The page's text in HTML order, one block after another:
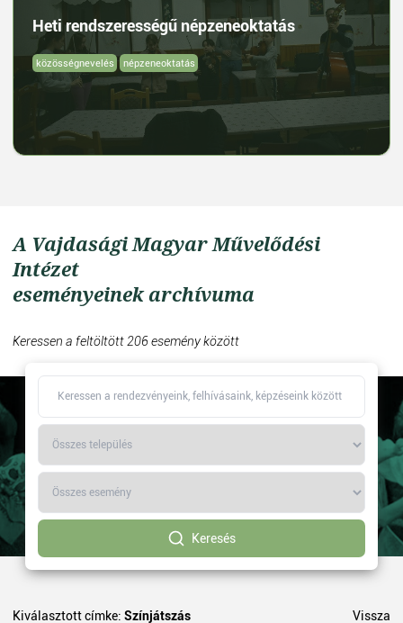
Heti rendszerességű népzeneoktatás
közösségnevelés népzeneoktatás
A Vajdasági Magyar Művelődési
Intézet
eseményeinek archívuma
Keressen a feltöltött 206 esemény között
Keresés
Kiválasztott címke: Színjátszás Vissza